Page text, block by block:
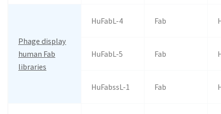
Phage display
human Fab
libraries
HuFabL-4 Fab
HuFabL-5 Fab
HuFabssL-1 Fab